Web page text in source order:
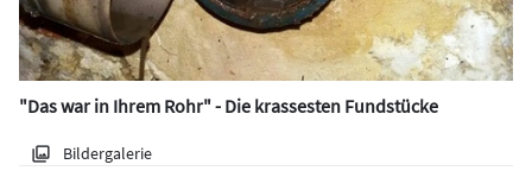
"Das war in Ihrem Rohr" - Die krassesten Fundstücke
Bildergalerie